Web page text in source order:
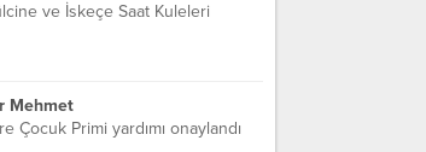
ve İskeçe Saat Kuleleri
Mehmet
Çocuk Primi yardımı onaylandı